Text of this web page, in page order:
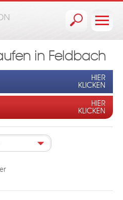
in Feldbach
HIER
KLICKEN
HIER
KLICKEN